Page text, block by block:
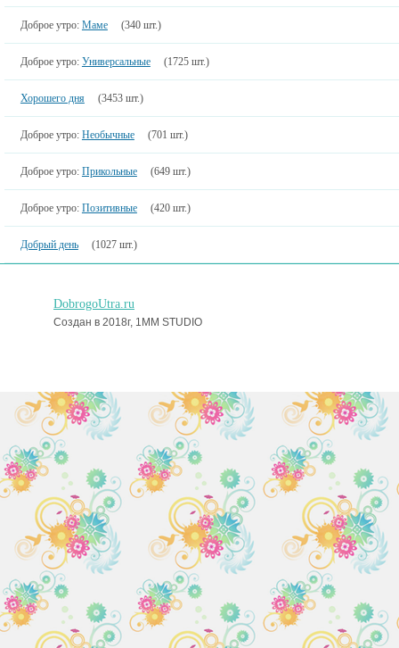
Доброе утро: Маме (340 шт.)
Доброе утро: Универсальные (1725 шт.)
Хорошего дня (3453 шт.)
Доброе утро: Необычные (701 шт.)
Доброе утро: Прикольные (649 шт.)
Доброе утро: Позитивные (420 шт.)
Добрый день (1027 шт.)
DobrogoUtra.ru
Создан в 2018г, 1MM STUDIO